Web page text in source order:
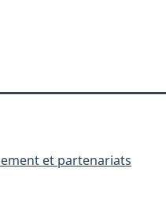
HTML
et partenariats